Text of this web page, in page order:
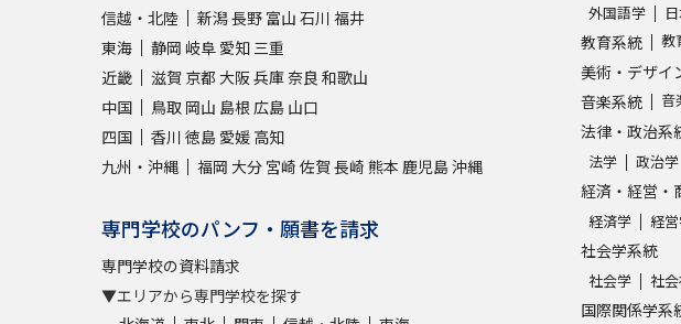
信越・北陸
新潟長野 富山 石川 福井
東海
静岡 岐阜 愛知 三重
近畿
滋賀 京都 大阪兵庫奈良 和歌山
中国
鳥取 岡山 島根 広島 山口
四国
香川 徳島 愛媛 高知
九州・沖縄
福岡 大分 宮崎 佐賀 長崎 熊本 鹿児島沖縄
専門学校のパンフ・願書を請求
専門学校の資料請求
▼エリアから専門学校を探す
外国語学
教育系統 教
美術・デザイ
音楽系統 音
法律・政治系
法学 政治学
経済・経営・
経済学 経
社会学系統
社会学 社
国際関係学系